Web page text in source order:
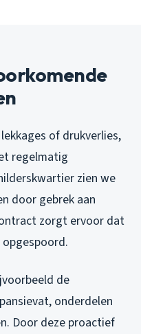
of drukverlies,
regelmatig
zien we
door gebrek aan
zorgt ervoor dat
de
onderdelen
Door deze proactief